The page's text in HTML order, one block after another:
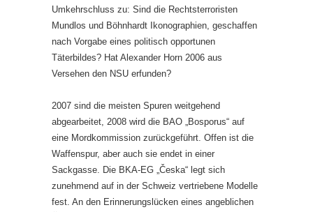
Umkehrschluss zu: Sind die Rechtsterroristen
Mundlos und Böhnhardt Ikonographien, geschaffen
nach Vorgabe eines politisch opportunen
Täterbildes? Hat Alexander Horn 2006 aus
Versehen den NSU erfunden?
2007 sind die meisten Spuren weitgehend
abgearbeitet, 2008 wird die BAO „Bosporus“ auf
eine Mordkommission zurückgeführt. Offen ist die
Waffenspur, aber auch sie endet in einer
Sackgasse. Die BKA-EG „Česka“ legt sich
zunehmend auf in der Schweiz vertriebene Modelle
fest. An den Erinnerungslücken eines angeblichen